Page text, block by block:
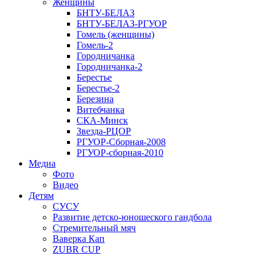
Женщины
БНТУ-БЕЛАЗ
БНТУ-БЕЛАЗ-РГУОР
Гомель (женщины)
Гомель-2
Городничанка
Городничанка-2
Берестье
Берестье-2
Березина
Витебчанка
СКА-Минск
Звезда-РЦОР
РГУОР-Сборная-2008
РГУОР-сборная-2010
Медиа
Фото
Видео
Детям
СУСУ
Развитие детско-юношеского гандбола
Стремительный мяч
Ваверка Кап
ZUBR CUP